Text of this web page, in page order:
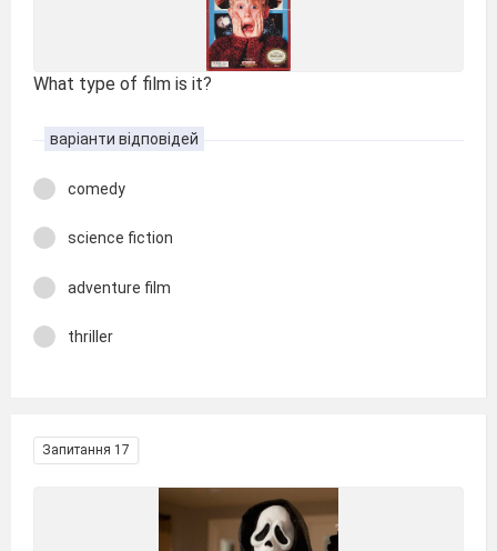
What type of film is it?
варіанти відповідей
comedy
science fiction
adventure film
thriller
Запитання 17